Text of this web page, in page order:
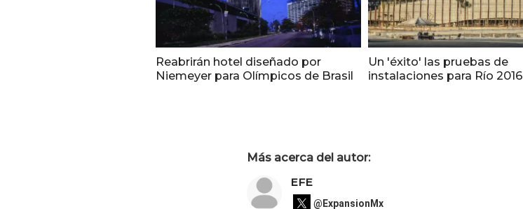
Reabrirán hotel diseñado por
Niemeyer para Olímpicos de Brasil
Un 'éxito' las pruebas de
instalaciones para Río 2016
Más acerca del autor:
EFE
@ExpansionMx